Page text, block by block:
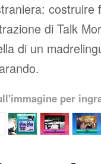
di Talk
di un
per